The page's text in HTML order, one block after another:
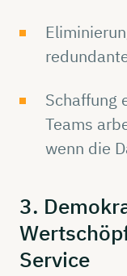
Schaffung
Teams
wenn die
3.
Service